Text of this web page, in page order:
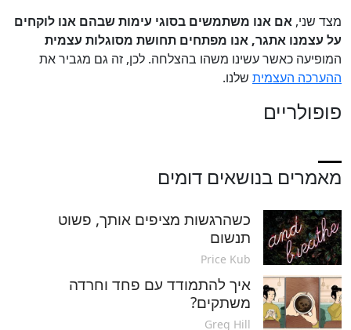
מצד שני, אם אנו משתמשים בסוגי עימות שבהם אנו לוקחים
על עצמנו אתגר, אנו מפתחים תחושת מסוגלות עצמית
המופיעה כאשר עשינו משהו בהצלחה. לכן, זה גם מגביר את
ההערכה העצמית שלנו.
פופולריים
מאמרים בנושאים דומים
כשהרגשות מציפים אותך, פשוט
תנשום
Price Kub
איך להתמודד עם פחד וחרדה
משתקים?
Greg Hill